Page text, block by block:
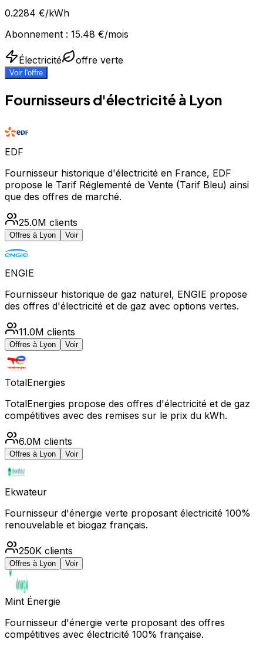
0.2284 €/kWh
Abonnement : 15.48 €/mois
Électricité offre verte
Voir l'offre
Fournisseurs d'électricité à Lyon
EDF
Fournisseur historique d'électricité en France, EDF
propose le Tarif Réglementé de Vente (Tarif Bleu) ainsi
que des offres de marché.
25.0M clients
Offres à Lyon Voir
ENGIE
Fournisseur historique de gaz naturel, ENGIE propose
des offres d'électricité et de gaz avec options vertes.
11.0M clients
Offres à Lyon Voir
TotalEnergies
TotalEnergies propose des offres d'électricité et de gaz
compétitives avec des remises sur le prix du kWh.
6.0M clients
Offres à Lyon Voir
Ekwateur
Fournisseur d'énergie verte proposant électricité 100%
renouvelable et biogaz français.
250K clients
Offres à Lyon Voir
Mint Énergie
Fournisseur d'énergie verte proposant des offres
compétitives avec électricité 100% française.